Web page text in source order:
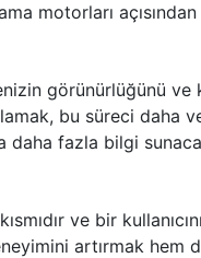
motorları
görünürlüğünü ve
bu süreci daha
fazla bilgi
ve bir
artırmak hem